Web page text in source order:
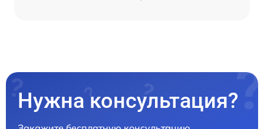
Нужна консультация?